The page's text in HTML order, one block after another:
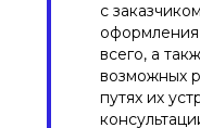
с
всего, а
возможных
путях их